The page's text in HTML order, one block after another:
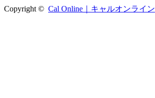
Copyright © Cal Online｜キャルオンライン